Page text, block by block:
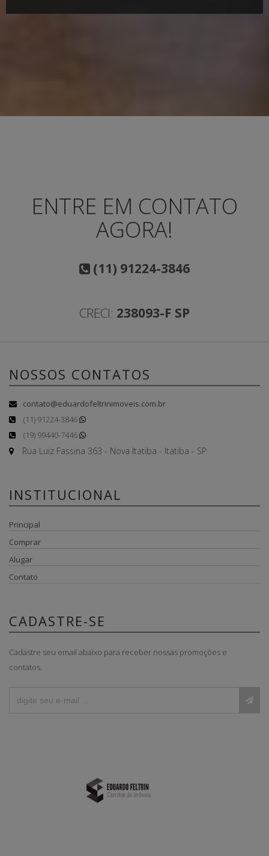
ENTRE EM CONTATO
AGORA!
(11) 91224-3846
CRECI: 238093-F SP
NOSSOS CONTATOS
contato@eduardofeltrinimoveis.com.br
(11) 91224-3846
(19) 99440-7446
Rua Luiz Fassina 363 - Nova Itatiba - Itatiba - SP
INSTITUCIONAL
Principal
Comprar
Alugar
Contato
CADASTRE-SE
Cadastre seu email abaixo para receber nossas promoções e
contatos.